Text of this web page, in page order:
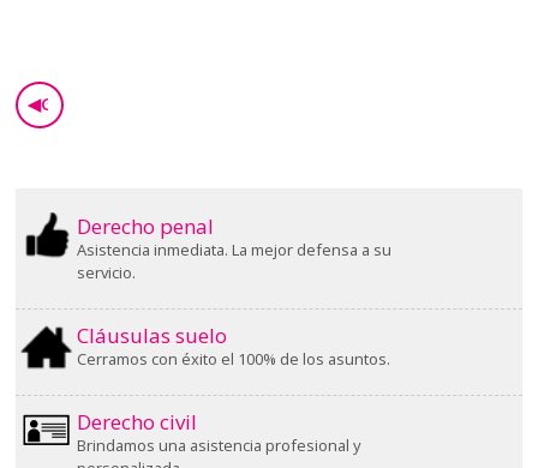
◀GO BACK
Derecho penal
Asistencia inmediata. La mejor defensa a su
servicio.
Cláusulas suelo
Cerramos con éxito el 100% de los asuntos.
Derecho civil
Brindamos una asistencia profesional y